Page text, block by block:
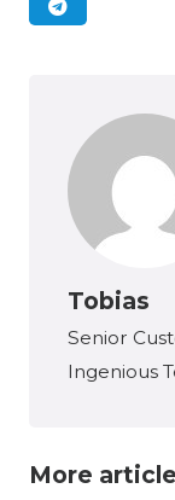
Tobias
Senior
Ingenious
More